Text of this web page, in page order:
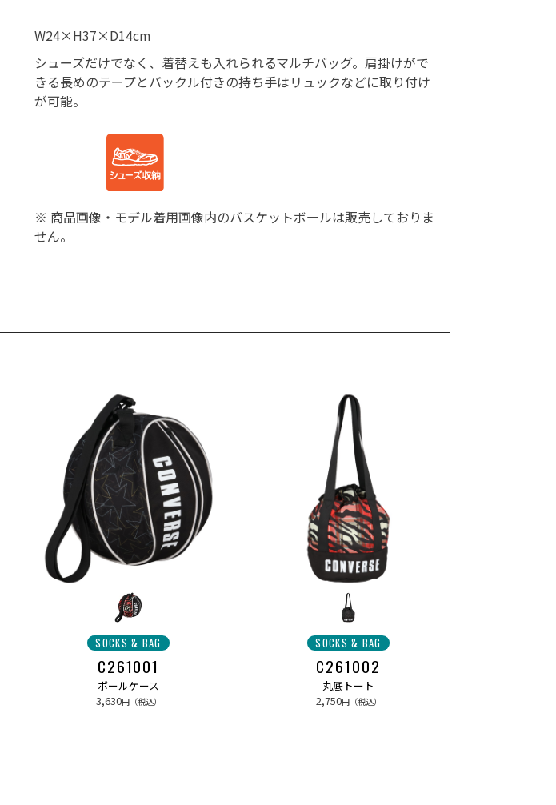
W24×H37×D14cm
シューズだけでなく、着替えも入れられるマルチバッグ。肩掛けがで
きる長めのテープとバックル付きの持ち手はリュックなどに取り付け
が可能。
※ 商品画像・モデル着用画像内のバスケットボールは販売しておりま
せん。
SOCKS & BAG
C261001
ボールケース
3,630円（税込）
SOCKS & BAG
C261002
丸底トート
2,750円（税込）